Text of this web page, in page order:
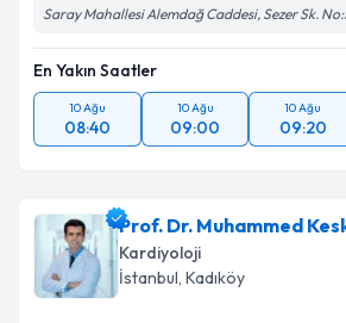
Saray Mahallesi Alemdağ Caddesi, Sezer Sk.
En Yakın Saatler
10 Ağu
08:40
10 Ağu
09:00
10 Ağu
09:20
Prof. Dr. Muhammed
Kardiyoloji
İstanbul, Kadıköy